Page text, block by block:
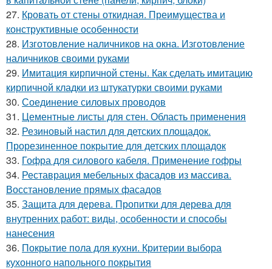
27. Кровать от стены откидная. Преимущества и
конструктивные особенности
28. Изготовление наличников на окна. Изготовление
наличников своими руками
29. Имитация кирпичной стены. Как сделать имитацию
кирпичной кладки из штукатурки своими руками
30. Соединение силовых проводов
31. Цементные листы для стен. Область применения
32. Резиновый настил для детских площадок.
Прорезиненное покрытие для детских площадок
33. Гофра для силового кабеля. Применение гофры
34. Реставрация мебельных фасадов из массива.
Восстановление прямых фасадов
35. Защита для дерева. Пропитки для дерева для
внутренних работ: виды, особенности и способы
нанесения
36. Покрытие пола для кухни. Критерии выбора
кухонного напольного покрытия